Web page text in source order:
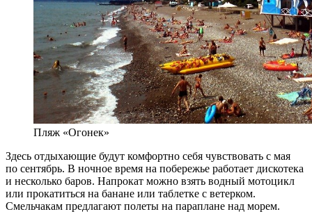
Пляж «Огонек»
Здесь отдыхающие будут комфортно себя чувствовать с мая
по сентябрь. В ночное время на побережье работает дискотека
и несколько баров. Напрокат можно взять водный мотоцикл
или прокатиться на банане или таблетке с ветерком.
Смельчакам предлагают полеты на параплане над морем.